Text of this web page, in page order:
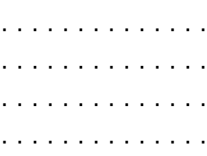
. . . . . . . . . . . .
. . . . . . . . . . . .
. . . . . . . . . . . .
. . . . . . . . . . . .